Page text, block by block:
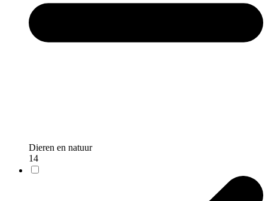
Dieren en natuur
14